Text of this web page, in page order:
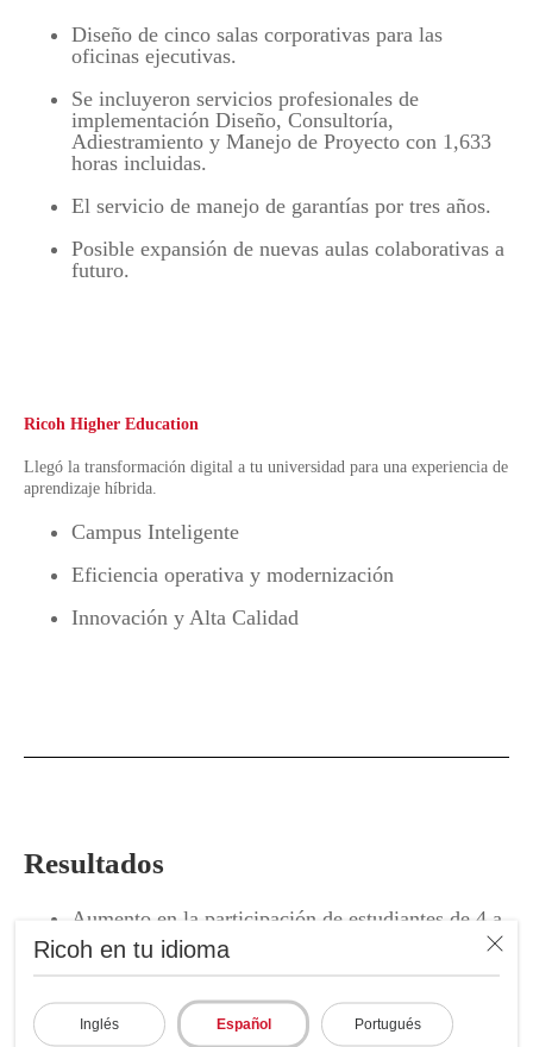
Ricoh en tu idioma
Inglés Español Portugués
Diseño de cinco salas corporativas para las
oficinas ejecutivas.
Se incluyeron servicios profesionales de
implementación Diseño, Consultoría,
Adiestramiento y Manejo de Proyecto con 1,633
horas incluidas.
El servicio de manejo de garantías por tres años.
Posible expansión de nuevas aulas colaborativas a
futuro.
Ricoh Higher Education
Llegó la transformación digital a tu universidad para una experiencia de
aprendizaje híbrida.
Campus Inteligente
Eficiencia operativa y modernización
Innovación y Alta Calidad
Resultados
Aumento en la participación de estudiantes de 4 a
10 por sala.
Reducción de costos de un 30% en las
repeticiones con transmisión simultanea de clases.